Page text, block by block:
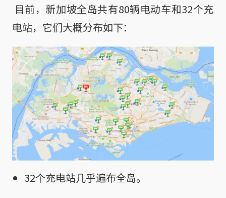
电站，它们大概分布如下：
32个充电站几乎遍布全岛。